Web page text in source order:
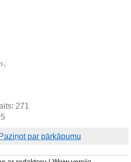
271
Paziņot par pārkāpumu